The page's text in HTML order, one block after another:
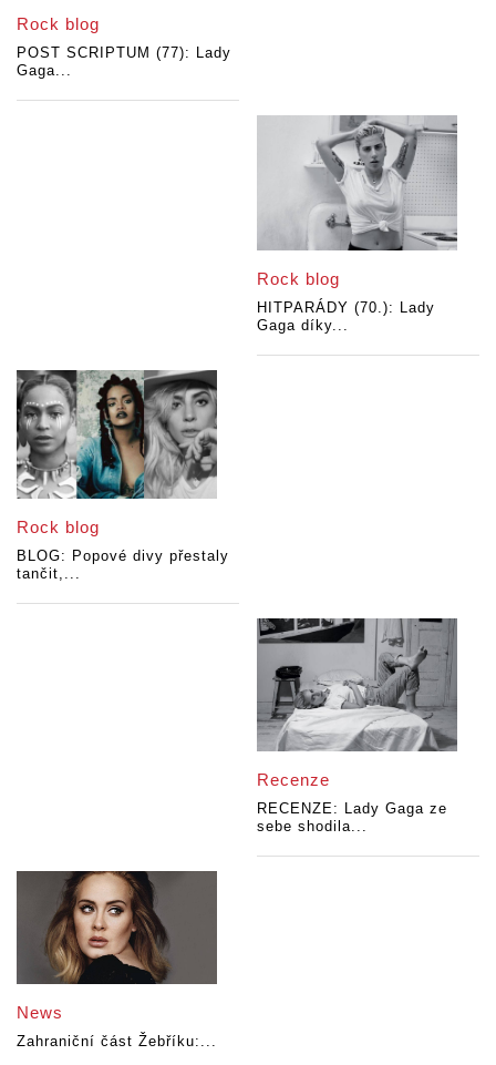
Rock blog
POST SCRIPTUM (77): Lady
Gaga...
Rock blog
HITPARÁDY (70.): Lady
Gaga díky...
Rock blog
BLOG: Popové divy přestaly
tančit,...
Recenze
RECENZE: Lady Gaga ze
sebe shodila...
News
Zahraniční část Žebříku:...